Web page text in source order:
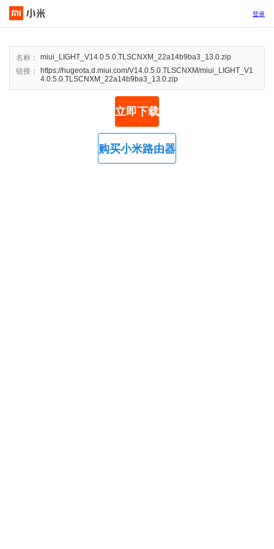
登录
名称：
miui_LIGHT_V14.0.5.0.TLSCNXM_22a14b9ba3_13.0.zip
链接：
https://hugeota.d.miui.com/V14.0.5.0.TLSCNXM/miui_LIGHT_V1
4.0.5.0.TLSCNXM_22a14b9ba3_13.0.zip
立即下载
购买小米路由器